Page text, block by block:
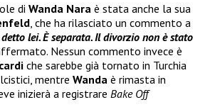
di Wanda Nara è stata anche la sua
, che ha rilasciato un commento a
lei. È separata. Il divorzio non è stato
Nessun commento invece è
che sarebbe già tornato in Turchia
mentre Wanda è rimasta in
inizierà a registrare Bake Off